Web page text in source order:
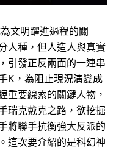
文明躍進過程的關
人種，但人造人與真實
引發正反兩面的一連串
K，為阻止現況演變成
重要線索的關鍵人物，
瑞克戴克之路，欲挖掘
將聯手抗衡強大反派的
這次要介紹的是科幻神